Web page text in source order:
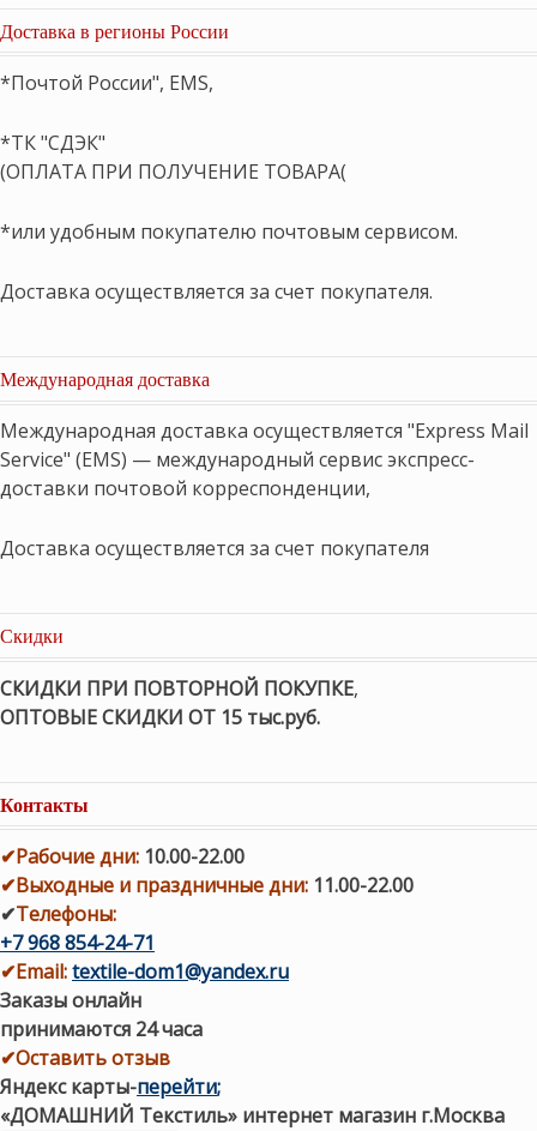
Доставка в регионы России
*Почтой России", EMS,
*ТК "СДЭК"
(ОПЛАТА ПРИ ПОЛУЧЕНИЕ ТОВАРА(
*или удобным покупателю почтовым сервисом.
Доставка осуществляется за счет покупателя.
Международная доставка
Международная доставка осуществляется "Express Mail
Service" (EMS) — международный сервис экспресс-
доставки почтовой корреспонденции,
Доставка осуществляется за счет покупателя
Скидки
СКИДКИ ПРИ ПОВТОРНОЙ ПОКУПКЕ,
ОПТОВЫЕ СКИДКИ ОТ 15 тыс.руб.
Контакты
✔Рабочие дни: 10.00-22.00
✔Выходные и праздничные дни: 11.00-22.00
✔Телефоны:
+7 968 854-24-71
✔Email:textile-dom1@yandex.ru
Заказы онлайн
принимаются 24 часа
✔Оставить отзыв
Яндекс карты-перейти;
«ДОМАШНИЙ Текстиль» интернет магазин г.Москва